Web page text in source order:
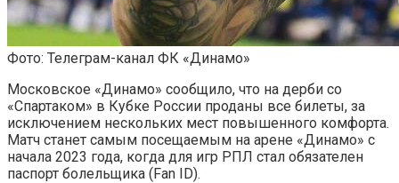
Фото: Телеграм-канал ФК «Динамо»
Московское «Динамо» сообщило, что на дерби со
«Спартаком» в Кубке России проданы все билеты, за
исключением нескольких мест повышенного комфорта.
Матч станет самым посещаемым на арене «Динамо» с
начала 2023 года, когда для игр РПЛ стал обязателен
паспорт болельщика (Fan ID).